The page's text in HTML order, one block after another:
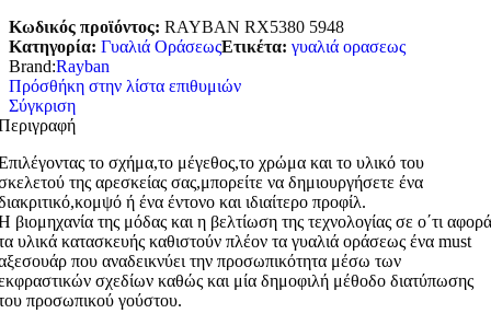
Κωδικός προϊόντος: RAYBAN RX5380 5948
Κατηγορία: Γυαλιά ΟράσεωςΕτικέτα: γυαλιά ορασεως
Brand:Rayban
Πρόσθήκη στην λίστα επιθυμιών
Σύγκριση
το σχήμα,το μέγεθος,το χρώμα και το υλικό του
της αρεσκείας σας,μπορείτε να δημιουργήσετε ένα
ή ένα έντονο και ιδιαίτερο προφίλ.
βιομηχανία της μόδας και η βελτίωση της τεχνολογίας σε ο΄τι αφορά
υλικά κατασκευής καθιστούν πλέον τα γυαλιά οράσεως ένα must
που αναδεικνύει την προσωπικότητα μέσω των
σχεδίων καθώς και μία δημοφιλή μέθοδο διατύπωσης
προσωπικού γούστου.